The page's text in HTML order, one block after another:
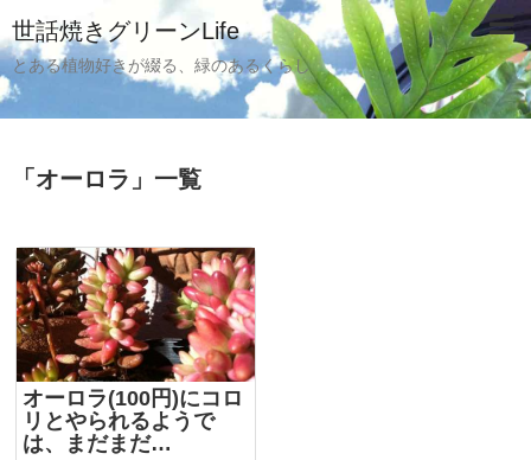
世話焼きグリーンLife
とある植物好きが綴る、緑のあるくらし
「 オーロラ 」 一覧
オーロラ(100円)にコロ
リとやられるようで
は、まだまだ…